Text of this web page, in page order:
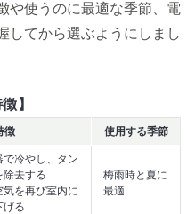
や使うのに最適な季節、電
してから選ぶようにしまし
】
徴 使用する季節
で冷やし、タン
除去する
気を再び室内に
げる
梅雨時と夏に
最適